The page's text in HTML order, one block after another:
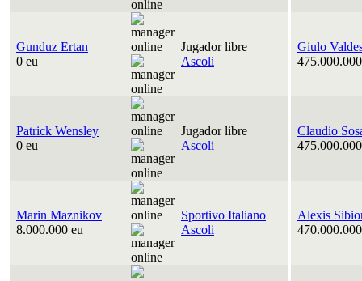
Gunduz Ertan
0 eu
Jugador libre
Ascoli
Giulo
Patrick Wensley
0 eu
Jugador libre
Ascoli
Claudio
Marin Maznikov
8.000.000 eu
Sportivo Italiano
Ascoli
Alexis